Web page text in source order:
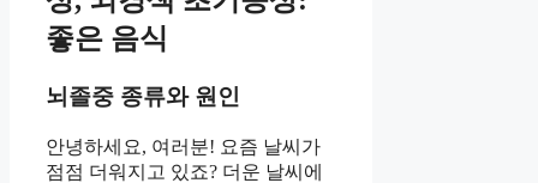
좋은 음식
뇌졸중 종류와 원인
안녕하세요, 여러분! 요즘 날씨가
점점 더워지고 있죠? 더운 날씨에